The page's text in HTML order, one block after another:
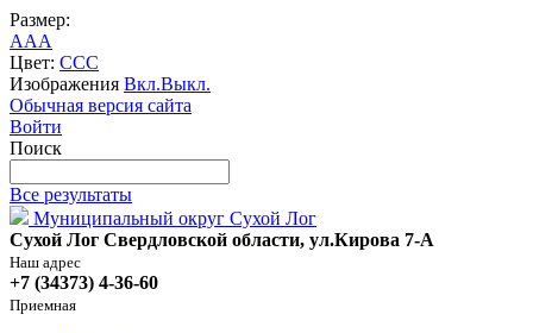
Размер:
AAA
Цвет: CCC
Изображения Вкл.Выкл.
Обычная версия сайта
Войти
Поиск
Все результаты
Муниципальный округ Сухой Лог
Сухой Лог Свердловской области, ул.Кирова 7-А
Наш адрес
+7 (34373) 4-36-60
Приемная